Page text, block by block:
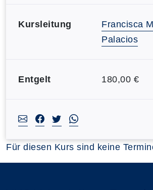
Kursleitung
Francisca
Palacios
Entgelt 180,00 €
Für diesen Kurs sind keine